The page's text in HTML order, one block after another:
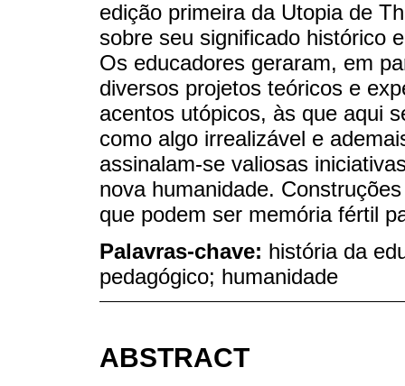
edição primeira da Utopia de
sobre seu significado histórico
Os educadores geraram, em
diversos projetos teóricos e
acentos utópicos, às que aqui
como algo irrealizável e
assinalam-se valiosas
nova humanidade.
que podem ser memória fértil
Palavras-chave: história da
pedagógico; humanidade
ABSTRACT